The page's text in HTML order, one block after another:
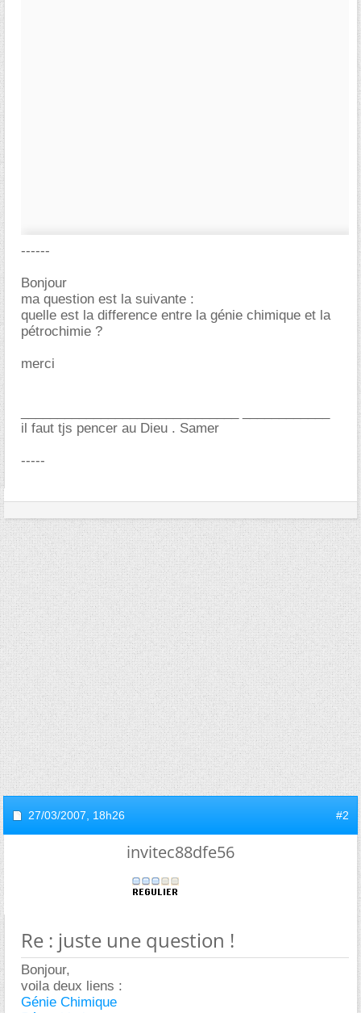
------
Bonjour
ma question est la suivante :
quelle est la difference entre la génie chimique et la
pétrochimie ?
merci
il faut tjs pencer au Dieu . Samer
-----
27/03/2007, 18h26 #2
invitec88dfe56
Re : juste une question !
Bonjour,
voila deux liens :
Génie Chimique